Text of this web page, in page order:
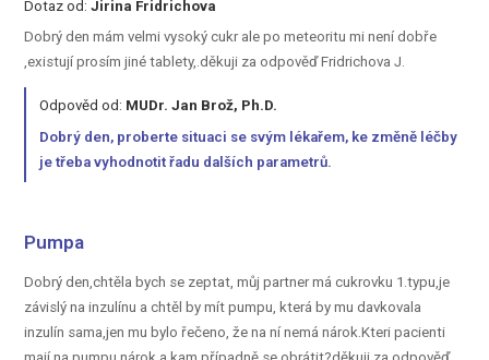
Dotaz od:Jirina Fridrichova
Dobrý den mám velmi vysoký cukr ale po meteoritu mi není dobře
,existují prosím jiné tablety,.děkuji za odpověď Fridrichova J.
Odpověd od: MUDr. Jan Brož, Ph.D.
Dobrý den, proberte situaci se svým lékařem, ke změně léčby
je třeba vyhodnotit řadu dalších parametrů.
Pumpa
Dobrý den,chtěla bych se zeptat, můj partner má cukrovku 1.typu,je
závislý na inzulínu a chtěl by mít pumpu, která by mu davkovala
inzulín sama,jen mu bylo řečeno, že na ní nemá nárok.Kteri pacienti